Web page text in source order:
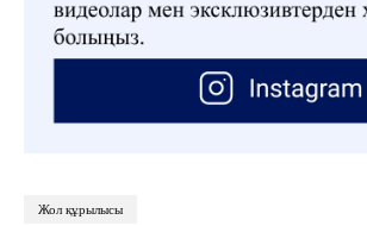
Жол құрылысы